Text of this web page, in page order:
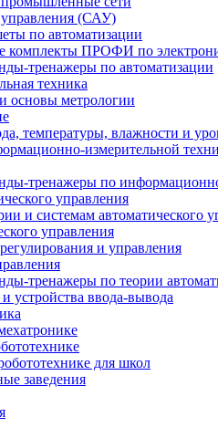
(САУ)
по автоматизации
комплекты ПРОФИ по
тренажеры по автоматизации
техника
основы метрологии
температуры, влажности и
измерительной
тренажеры по
управления
и системам автоматического
управления
и управления
тренажеры по теории
устройства ввода-вывода
для школ
заведения